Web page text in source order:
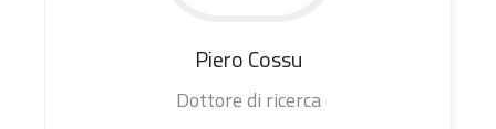
Piero Cossu
Dottore di ricerca